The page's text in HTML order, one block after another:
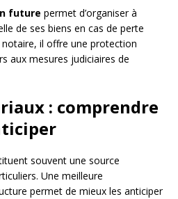
future permet d’organiser à
de ses biens en cas de perte
notaire, il offre une protection
aux mesures judiciaires de
: comprendre
souvent une source
Une meilleure
permet de mieux les anticiper